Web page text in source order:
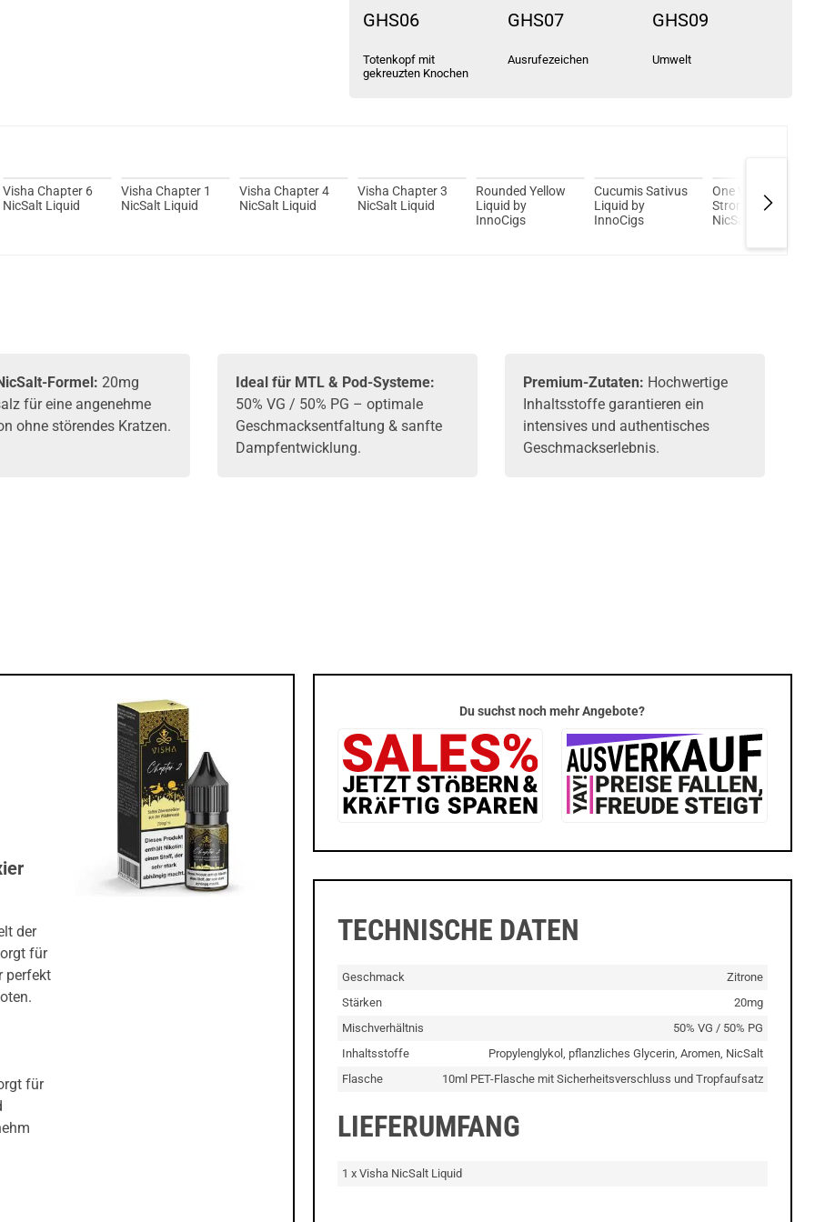
GHS06
Totenkopf mit
gekreuzten Knochen
GHS07
Ausrufezeichen
GHS09
Umwelt
Visha Chapter 6
NicSalt Liquid
Visha Chapter 1
NicSalt Liquid
Visha Chapter 4
NicSalt Liquid
Visha Chapter 3
NicSalt Liquid
Rounded Yellow
Liquid by
InnoCigs
Cucumis Sativus
Liquid by
InnoCigs
One Way –
Strong Cassis
NicSalt Liquid by
Formel: 20mg
für eine angenehme
ohne störendes Kratzen.
Ideal für MTL & Pod-Systeme:
50% VG / 50% PG – optimale
Geschmacksentfaltung & sanfte
Dampfentwicklung.
Premium-Zutaten: Hochwertige
Inhaltsstoffe garantieren ein
intensives und authentisches
Geschmackserlebnis.
der
für
perfekt
für
Du suchst noch mehr Angebote?
TECHNISCHE DATEN
Geschmack
Zitrone
Stärken
20mg
Mischverhältnis
50% VG / 50% PG
Inhaltsstoffe
Propylenglykol, pflanzliches Glycerin, Aromen, NicSalt
Flasche
10ml PET-Flasche mit Sicherheitsverschluss und Tropfaufsatz
LIEFERUMFANG
1 x Visha NicSalt Liquid